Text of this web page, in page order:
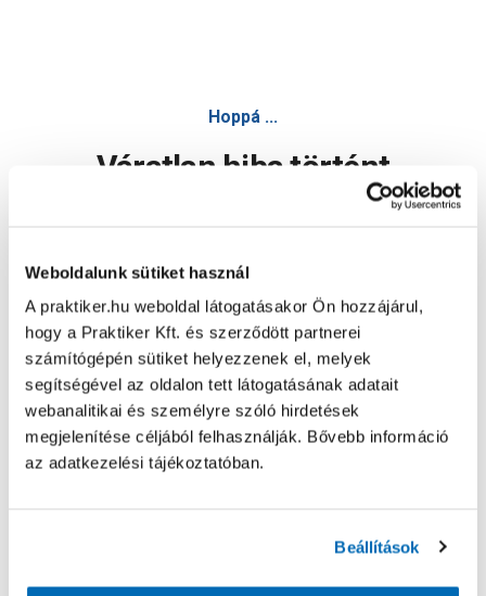
Weboldalunk sütiket használ
A praktiker.hu weboldal látogatásakor Ön hozzájárul,
hogy a Praktiker Kft. és szerződött partnerei
számítógépén sütiket helyezzenek el, melyek
segítségével az oldalon tett látogatásának adatait
webanalitikai és személyre szóló hirdetések
megjelenítése céljából felhasználják. Bővebb információ
az adatkezelési tájékoztatóban.
Beállítások
Hoppá ...
Váratlan hiba történt
Oldal újratöltése